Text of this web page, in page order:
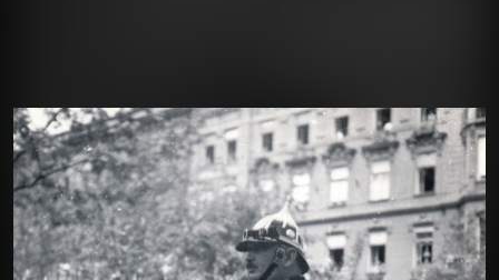
1938 1938
késő modern magyar építészet emblematikus
épületeinek születéséről; és tárja fel egy folyamatosan
kísérletező, a családi pillanatok megragadásán túl
autonóm képeket is készítő alkotó gyakorlatát.
Felvételein budapesti és párizsi utcák, balatoni nyarak,
a felhőtlen gyermekkor hangulatai, valamint
építőmunkások, és mára nem egy esetben eldózerolt
épületek születésének pillanatai váltják egymást. A